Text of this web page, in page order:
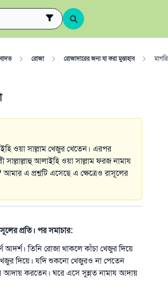
রোজা রোজাদারের জন্য যা করা মুস্তাহাব
ওয়া সাল্লাম খেজুর খেতেন। এরপর
আলাইহি ওয়া সাল্লাম ফরজ নামায
এ প্রশ্নটি এসেছে এ ক্ষেত্রেও রাসূলের
প্রতি। পর সমাচার:
আদর্শ। তিনি রোজা থাকলে কাঁচা খেজুর দিয়ে
দিয়ে। যদি শুকনো খেজুরও না পেতেন
আদায় করতেন। ঘরে এসে সুন্নত নামায আদায়